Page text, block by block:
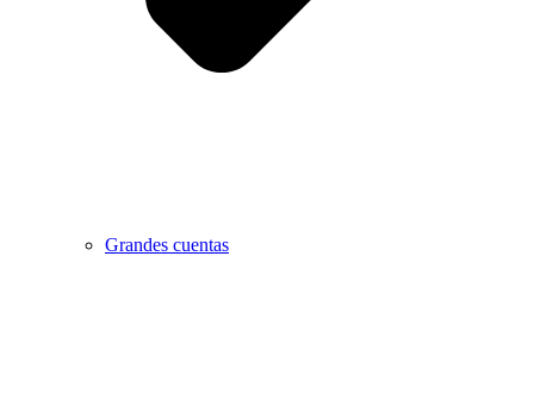
Grandes cuentas